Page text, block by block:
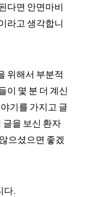
다면 안면마비
라고 생각합니
위해서 부분적
이 몇 분 더 계신
기를 가지고 글
글을 보신 환자
으셨으면 좋겠
다.